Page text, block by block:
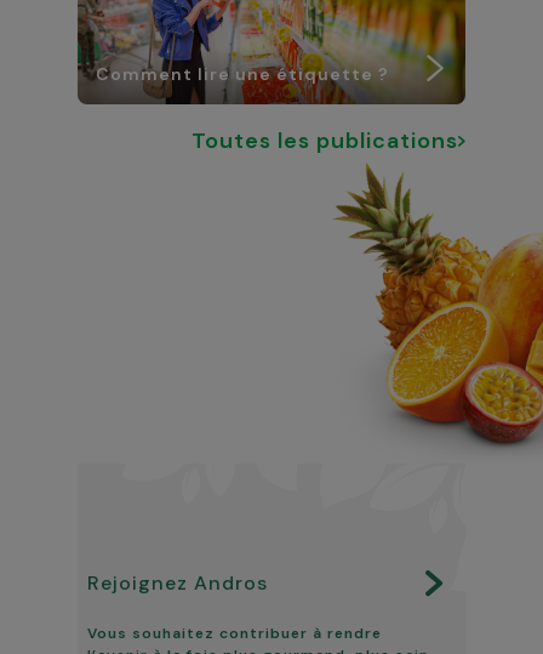
Comment lire une étiquette ?
Toutes les publications
Rejoignez Andros
Vous souhaitez contribuer à rendre